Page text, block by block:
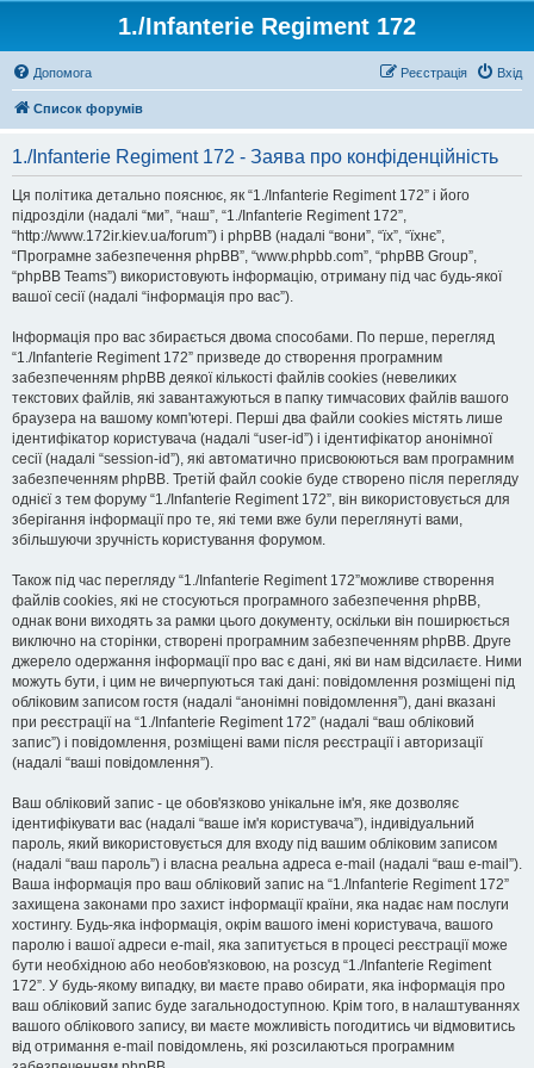
1./Infanterie Regiment 172
Допомога Вхід
Реєстрація
Список форумів
1./Infanterie Regiment 172 - Заява про конфіденційність
Ця політика детально пояснює, як “1./Infanterie Regiment 172” і його
підрозділи (надалі “ми”, “наш”, “1./Infanterie Regiment 172”,
“http://www.172ir.kiev.ua/forum”) і phpBB (надалі “вони”, “їх”, “їхнє”,
“Програмне забезпечення phpBB”, “www.phpbb.com”, “phpBB Group”,
“phpBB Teams”) використовують інформацію, отриману під час будь-якої
вашої сесії (надалі “інформація про вас”).
Інформація про вас збирається двома способами. По перше, перегляд
“1./Infanterie Regiment 172” призведе до створення програмним
забезпеченням phpBB деякої кількості файлів cookies (невеликих
текстових файлів, які завантажуються в папку тимчасових файлів вашого
браузера на вашому комп'ютері. Перші два файли cookies містять лише
ідентифікатор користувача (надалі “user-id”) і ідентифікатор анонімної
сесії (надалі “session-id”), які автоматично присвоюються вам програмним
забезпеченням phpBB. Третій файл cookie буде створено після перегляду
однієї з тем форуму “1./Infanterie Regiment 172”, він використовується для
зберігання інформації про те, які теми вже були переглянуті вами,
збільшуючи зручність користування форумом.
Також під час перегляду “1./Infanterie Regiment 172”можливе створення
файлів cookies, які не стосуються програмного забезпечення phpBB,
однак вони виходять за рамки цього документу, оскільки він поширюється
виключно на сторінки, створені програмним забезпеченням phpBB. Друге
джерело одержання інформації про вас є дані, які ви нам відсилаєте. Ними
можуть бути, і цим не вичерпуються такі дані: повідомлення розміщені під
обліковим записом гостя (надалі “анонімні повідомлення”), дані вказані
при реєстрації на “1./Infanterie Regiment 172” (надалі “ваш обліковий
запис”) і повідомлення, розміщені вами після реєстрації і авторизації
(надалі “ваші повідомлення”).
Ваш обліковий запис - це обов'язково унікальне ім'я, яке дозволяє
ідентифікувати вас (надалі “ваше ім'я користувача”), індивідуальний
пароль, який використовується для входу під вашим обліковим записом
(надалі “ваш пароль”) і власна реальна адреса e-mail (надалі “ваш e-mail”).
Ваша інформація про ваш обліковий запис на “1./Infanterie Regiment 172”
захищена законами про захист інформації країни, яка надає нам послуги
хостингу. Будь-яка інформація, окрім вашого імені користувача, вашого
паролю і вашої адреси e-mail, яка запитується в процесі реєстрації може
бути необхідною або необов'язковою, на розсуд “1./Infanterie Regiment
172”. У будь-якому випадку, ви маєте право обирати, яка інформація про
ваш обліковий запис буде загальнодоступною. Крім того, в налаштуваннях
вашого облікового запису, ви маєте можливість погодитись чи відмовитись
від отримання e-mail повідомлень, які розсилаються програмним